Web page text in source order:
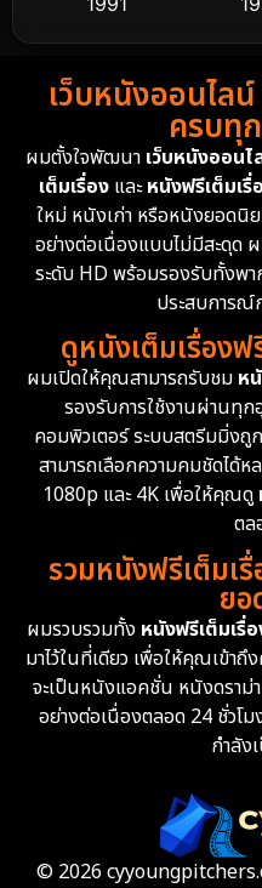
Detective สืบสวน
Detective สืบสวน
Disney+
Documentary สารคดี
Drama ดราม่า
Dystopian
Emotional
Epic มหากาพย์
Family ครอบครัว
Fantasy จินตนาการ
Fiction
1988
1983
1962
เว็บหนังออนไล
ครบทุ
ผมตั้งใจพัฒนา เว็บหนังออนไ
เต็มเรื่อง และหนังฟรีเต็มเรื่
ใหม่ หนังเก่า หรือหนังยอดนิ
อย่างต่อเนื่องแบบไม่มีสะดุด
ระดับ HD พร้อมรองรับทั้งพา
ประสบการ
ดูหนังเต็มเรื่อง
ผมเปิดให้คุณสามารถรับชม ห
รองรับการใช้งานผ่านทุ
คอมพิวเตอร์ ระบบสตรีมมิ่งถู
สามารถเลือกความคมชัดได้
1080p และ 4K เพื่อให้คุณดู
ตล
รวมหนังฟรีเต็มเ
ย
ผมรวบรวมทั้ง หนังฟรีเต็มเรื่
มาไว้ในที่เดียว เพื่อให้คุณเข้าถึ
จะเป็นหนังแอคชั่น หนังดราม่
อย่างต่อเนื่องตลอด 24 ชั่วโ
กำลัง
© 2026